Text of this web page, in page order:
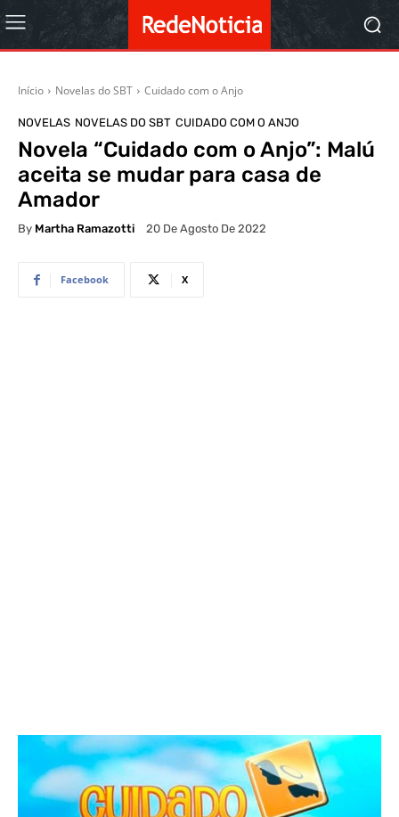
Início Novelas do SBT Cuidado com o Anjo
NOVELAS NOVELAS DO SBT CUIDADO COM O ANJO
Novela “Cuidado com o Anjo”: Malú
aceita se mudar para casa de
Amador
By Martha Ramazotti 20 De Agosto De 2022
Facebook X